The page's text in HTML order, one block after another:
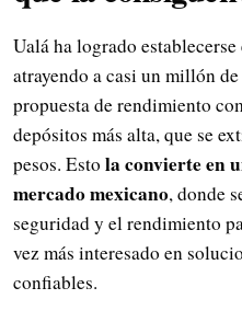
Ualá ha logrado
atrayendo a casi un millón
propuesta de rendimiento
depósitos más alta, que se
pesos. Esto la convierte en
mercado mexicano, donde
seguridad y el rendimiento
vez más interesado en
confiables.